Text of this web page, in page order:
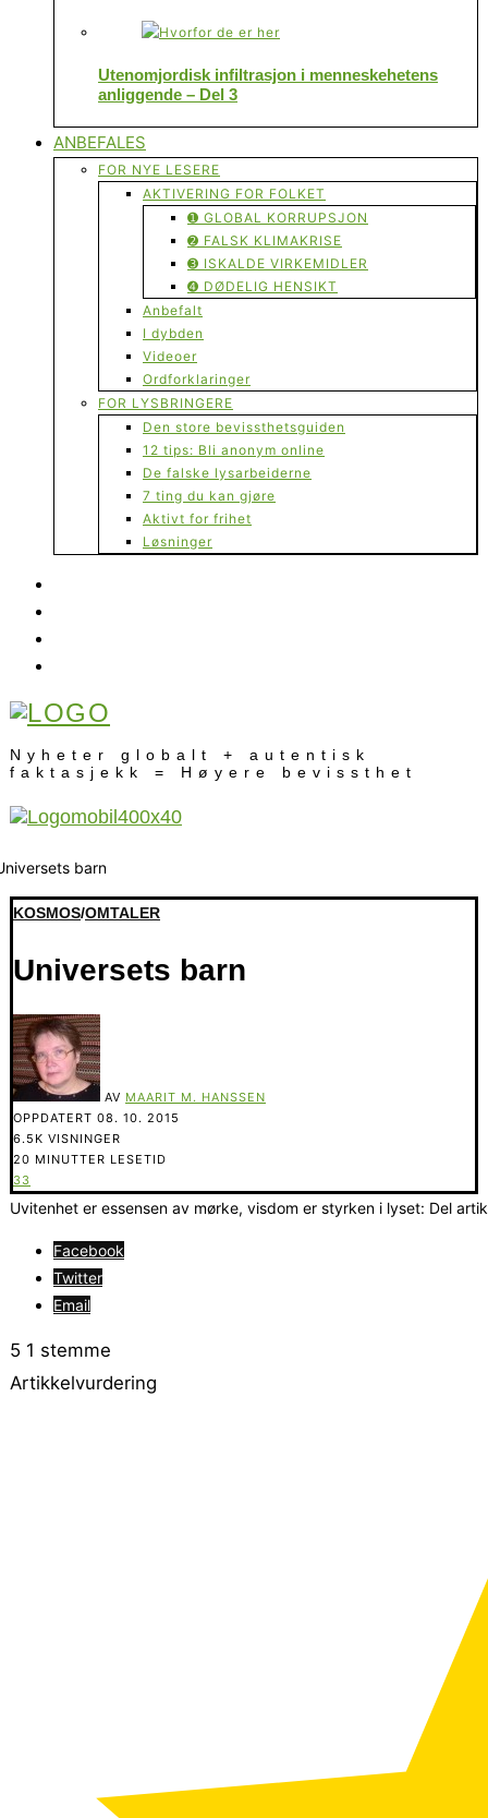
Utenomjordisk infiltrasjon i menneskehetens
anliggende – Del 3
ANBEFALES
FOR NYE LESERE
AKTIVERING FOR FOLKET
➊ GLOBAL KORRUPSJON
➋ FALSK KLIMAKRISE
➌ ISKALDE VIRKEMIDLER
➍ DØDELIG HENSIKT
Anbefalt
I dybden
Videoer
Ordforklaringer
FOR LYSBRINGERE
Den store bevissthetsguiden
12 tips: Bli anonym online
De falske lysarbeiderne
7 ting du kan gjøre
Aktivt for frihet
Løsninger
Nyheter globalt + autentisk
faktasjekk = Høyere bevissthet
KOSMOS/OMTALER
Universets barn
AV MAARIT M. HANSSEN
OPPDATERT 08. 10. 2015
6.5K VISNINGER
20 MINUTTER LESETID
33
Uvitenhet er essensen av mørke, visdom er styrken i lyset: Del
Facebook
Twitter
Email
5 1 stemme
Artikkelvurdering